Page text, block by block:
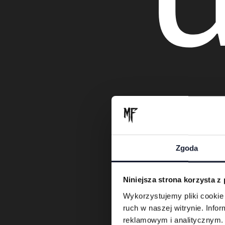
Zgoda
Niniejsza strona korzysta z
Wykorzystujemy pliki
ruch w naszej witrynie.
reklamowym i